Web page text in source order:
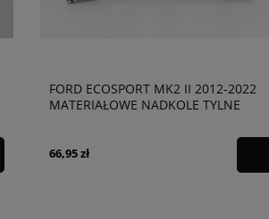
FORD ECOSPORT MK2 II 2012-2022
MATERIAŁOWE NADKOLE TYLNE
66,95 zł